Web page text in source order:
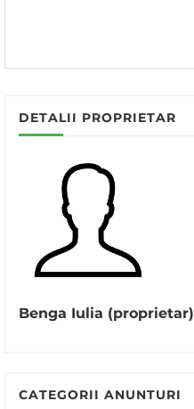
DETALII PROPRIETAR
Benga Iulia (proprietar)
CATEGORII ANUNTURI